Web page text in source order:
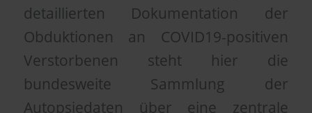
detaillierten Dokumentation der
Obduktionen an COVID19-positiven
Verstorbenen steht hier die
bundesweite Sammlung der
Autopsiedaten über eine zentrale